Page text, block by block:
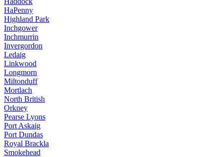
HaPenny
Highland Park
Inchgower
Inchmurrin
Invergordon
Ledaig
Linkwood
Longmorn
Miltonduff
Mortlach
North British
Orkney
Pearse Lyons
Port Askaig
Port Dundas
Royal Brackla
Smokehead